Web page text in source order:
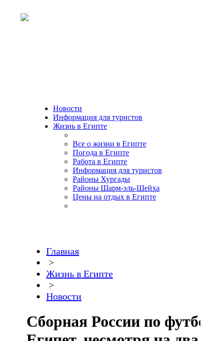
Новости
Информация для туристов
Жизнь в Египте
Все о жизни в Египте
Погода в Египте
Работа в Египте
Информация для туристов
Районы Хургады
Районы Шарм-эль-Шейха
Цены на отдых в Египте
Главная
>
Жизнь в Египте
>
Новости
Сборная России по